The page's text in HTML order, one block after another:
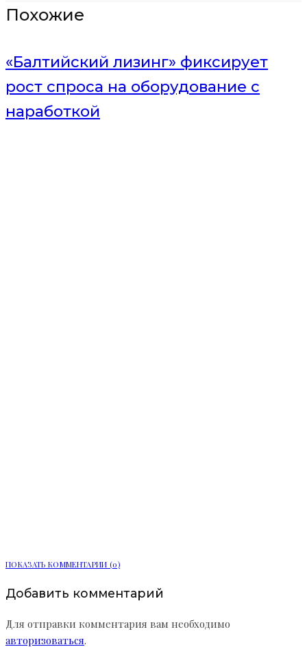
Похожие
«Балтийский лизинг» фиксирует
рост спроса на оборудование с
наработкой
ПОКАЗАТЬ КОММЕНТАРИИ (0)
Добавить комментарий
Для отправки комментария вам необходимо
авторизоваться.